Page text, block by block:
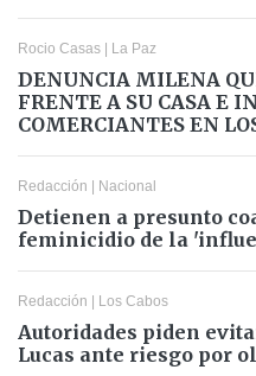
Rocio Casas | La Paz
DENUNCIA MILENA
FRENTE A SU CASA E
COMERCIANTES EN
Redacción | Nacional
Detienen a presunto
feminicidio de la
Redacción | Los Cabos
Autoridades piden
Lucas ante riesgo por